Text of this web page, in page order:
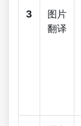
3
图片
翻译